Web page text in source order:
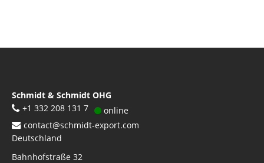
Schmidt & Schmidt OHG
+1 332 208 131 7
online
contact@schmidt-export.com
Deutschland
Bahnhofstraße 32